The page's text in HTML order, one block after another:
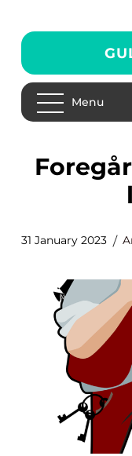
Menu
Foregår der et indbrud
31 January 2023